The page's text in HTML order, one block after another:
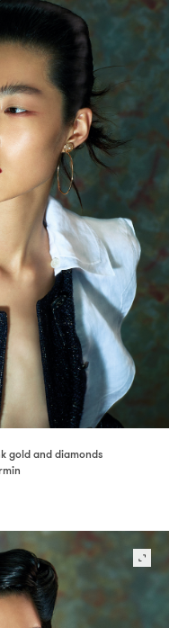
gold and diamonds